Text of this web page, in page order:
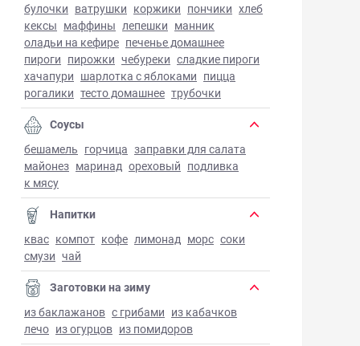
булочки ватрушки коржики пончики хлеб
кексы маффины лепешки манник
оладьи на кефире печенье домашнее
пироги пирожки чебуреки сладкие пироги
хачапури шарлотка с яблоками пицца
рогалики тесто домашнее трубочки
Соусы
бешамель горчица заправки для салата
майонез маринад ореховый подливка
к мясу
Напитки
квас компот кофе лимонад морс соки
смузи чай
Заготовки на зиму
из баклажанов с грибами из кабачков
лечо из огурцов из помидоров